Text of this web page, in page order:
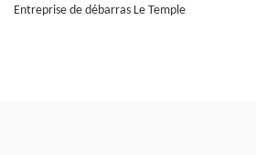
Entreprise de débarras Le Temple